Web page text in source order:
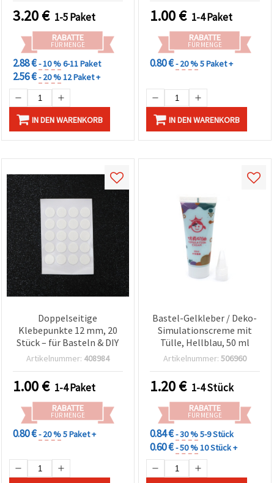
3.20€ 1-5 Paket
RABATTE
FÜR MENGE
2.88 €- 10 %6-11 Paket
2.56 €- 20 %12 Paket +
IN DEN WARENKORB
1.00€ 1-4 Paket
RABATTE
FÜR MENGE
0.80 €- 20 %5 Paket +
IN DEN WARENKORB
Doppelseitige
Klebepunkte 12 mm, 20
Stück – für Basteln & DIY
Artikelnummer: 408984
1.00€ 1-4 Paket
RABATTE
FÜR MENGE
0.80 €- 20 %5 Paket +
Bastel-Gelkleber / Deko-
Simulationscreme mit
Tülle, Hellblau, 50 ml
Artikelnummer: 506960
1.20€ 1-4 Stück
RABATTE
FÜR MENGE
0.84 €- 30 %5-9 Stück
0.60 €- 50 %10 Stück +